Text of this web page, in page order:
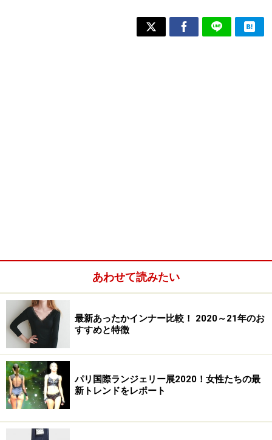
あわせて読みたい
最新あったかインナー比較！ 2020～21年のお
すすめと特徴
パリ国際ランジェリー展2020！女性たちの最
新トレンドをレポート